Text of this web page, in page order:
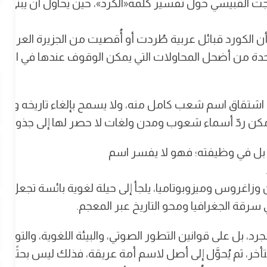
حول تفسير كلمة«الكُرد»، حين يحاول أن يبني
قبائل عربية طُردت أو أُقصيت من الجزيرة
واحدة من أضحل المحاولات التي يمكن الوقوف عندها
اسم شعب كامل منه، ولا يسمح بإلغاء تاريخه
ردّ أسماء شعوب ومدن ولغات لا حصر لها إلى جذور
في وظيفته؛ فهو لا يفسر اسم
وميزوبوتاميا، يلجأ إلى حيلة لغوية بائسة
الجغرافيا ومحو التاريخ عبر المعجم.
بل على قوانين التطور الصوتي، والبيئة اللغوية،
ثم يُحوَّل إلى أصل لاسم أمة عريقة، فذلك ليس بحثًا